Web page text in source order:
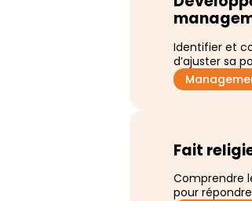
Identifier et
d’ajuster sa
Fait
Comprendre
pour